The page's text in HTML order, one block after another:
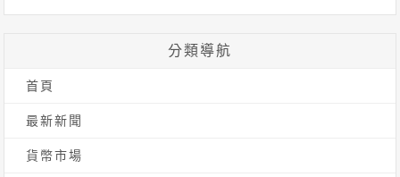
字:
分類導航
首頁
最新新聞
貨幣市場